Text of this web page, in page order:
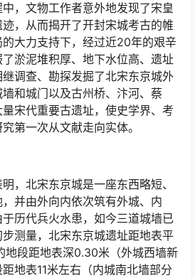
中，文物工作者意外地发现了宋皇
，从而揭开了开封宋城考古的帷
大力支持下，经过近20年的艰辛
淤泥堆积厚、地下水位高、遗址
调查、勘探发掘了北宋东京城外
和城门以及古州桥、汴河、蔡
宋代重要古遗址，使史学界、考
第一次从文献走向实体。
，北宋东京城是一座东西略短、
并由外向内依次筑有外城、内
历代兵火水患，如今三道城墙已
测量，北宋东京城遗址距地表平
段距地表深0.30米（外城西墙新
地表11米左右（内城南北墙部分